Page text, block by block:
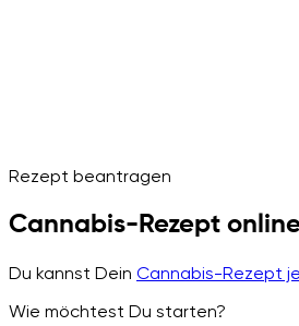
Rezept beantragen
Cannabis-Rezept
Du kannst Dein Cannabis-Rezept
Wie möchtest Du starten?